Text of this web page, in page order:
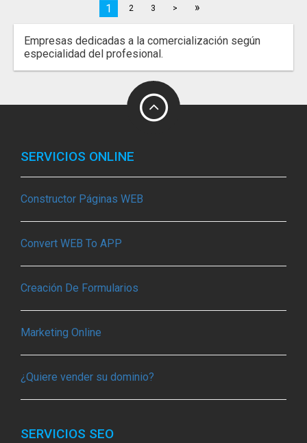
1 2 3 > »
Empresas dedicadas a la comercialización según
especialidad del profesional.
SERVICIOS ONLINE
Constructor Páginas WEB
Convert WEB To APP
Creación De Formularios
Marketing Online
¿Quiere vender su dominio?
SERVICIOS SEO